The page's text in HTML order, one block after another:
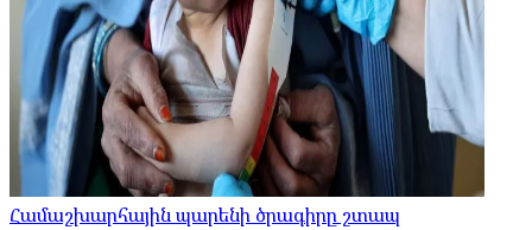
Համաշխարհային պարենի ծրագիրը շտապ